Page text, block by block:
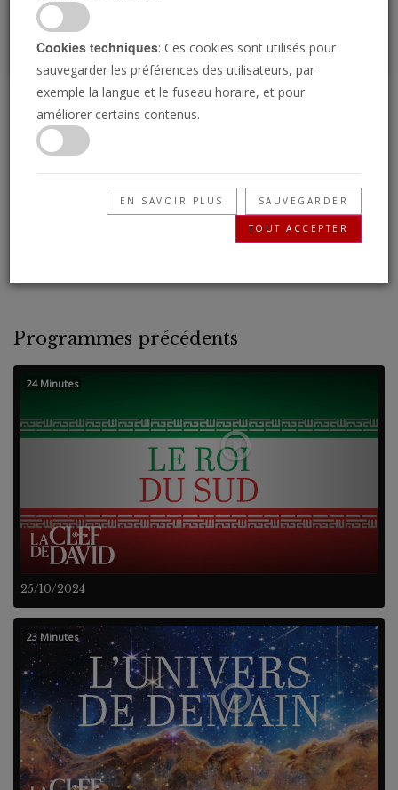
L'oeil International 23
Mai 2025
23/05/2025 • 3 Minutes
La Trompette : les nouvelles de demain,
Programmes précédents
25/10/2024
24 Minutes
23 Minutes
Cookies techniques: Ces cookies sont utilisés pour
sauvegarder les préférences des utilisateurs, par
exemple la langue et le fuseau horaire, et pour
améliorer certains contenus.
EN SAVOIR PLUS SAUVEGARDER
TOUT ACCEPTER